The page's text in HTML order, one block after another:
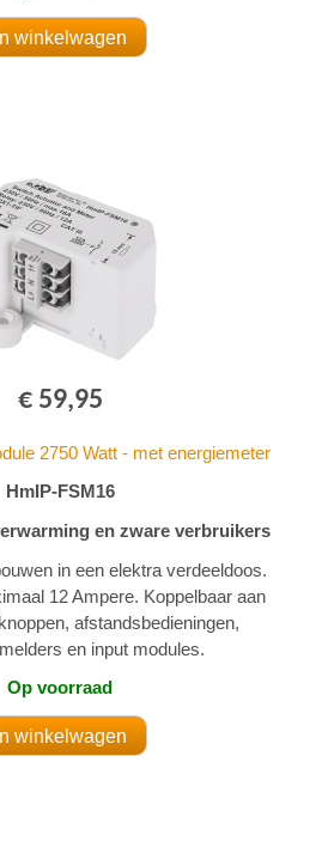
€ 59,95
2750 Watt - met energiemeter
HmIP-FSM16
en zware verbruikers
in een elektra verdeeldoos.
12 Ampere. Koppelbaar aan
afstandsbedieningen,
en input modules.
Op voorraad